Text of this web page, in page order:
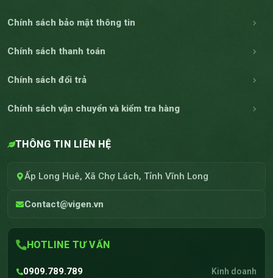
Chính sách bảo mật thông tin
Chính sách thanh toán
Chính sách đổi trả
Chính sách vận chuyển và kiểm tra hàng
THÔNG TIN LIÊN HỆ
Ấp Long Huê, Xã Chợ Lách, Tỉnh Vĩnh Long
Contact@vigen.vn
HOTLINE TƯ VẤN
0909.789.789 Kinh doanh